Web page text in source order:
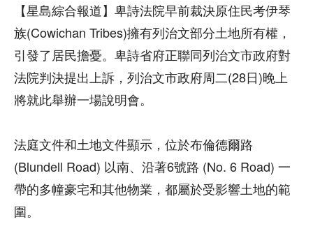
【星島綜合報道】卑詩法院早前裁決原住民考伊琴
族(Cowichan Tribes)擁有列治文部分土地所有權，
引發了居民擔憂。卑詩省府正聯同列治文市政府對
法院判決提出上訴，列治文市政府周二(28日)晚上
將就此舉辦一場說明會。
法庭文件和土地文件顯示，位於布倫德爾路
(Blundell Road) 以南、沿著6號路 (No. 6 Road) 一
帶的多幢豪宅和其他物業，都屬於受影響土地的範
圍。